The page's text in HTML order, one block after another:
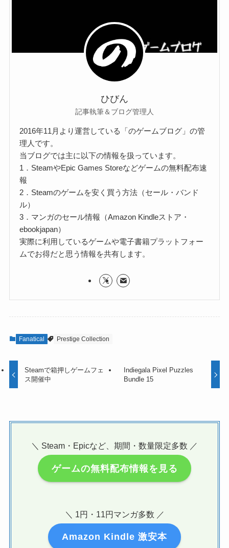
ひびん
記事執筆＆ブログ管理人
2016年11月より運営している「のゲームブログ」の管
理人です。
当ブログでは主に以下の情報を扱っています。
1．SteamやEpic Games Storeなどゲームの無料配布速
報
2．Steamのゲームを安く買う方法（セール・バンド
ル）
3．マンガのセール情報（Amazon Kindleストア・
ebookjapan）
実際に利用しているゲームや電子書籍プラットフォー
ムでお得だと思う情報を共有します。
Fanatical Prestige Collection
Steamで箱押しゲームフェ
ス開催中
Indiegala Pixel Puzzles
Bundle 15
＼ Steam・Epicなど、期間・数量限定多数 ／
ゲームの無料配布情報を見る
＼ 1円・11円マンガ多数 ／
Amazon Kindle 激安本